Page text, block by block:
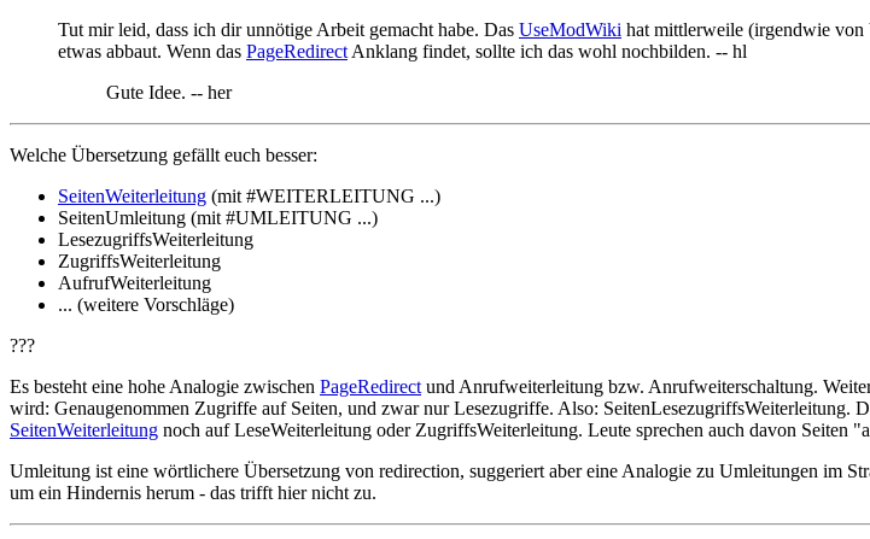
Tut mir leid, dass ich dir unnötige Arbeit gemacht habe. Das UseModWiki hat mittlerweile (irgendwie von
etwas abbaut. Wenn das PageRedirect Anklang findet, sollte ich das wohl nochbilden. -- hl
Gute Idee. -- her
Welche Übersetzung gefällt euch besser:
SeitenWeiterleitung (mit #WEITERLEITUNG ...)
SeitenUmleitung (mit #UMLEITUNG ...)
LesezugriffsWeiterleitung
ZugriffsWeiterleitung
AufrufWeiterleitung
... (weitere Vorschläge)
???
Es besteht eine hohe Analogie zwischen PageRedirect und Anrufweiterleitung bzw. Anrufweiterschaltung.
wird: Genaugenommen Zugriffe auf Seiten, und zwar nur Lesezugriffe. Also: SeitenLesezugriffsWeiterleitung.
SeitenWeiterleitung noch auf LeseWeiterleitung oder ZugriffsWeiterleitung. Leute sprechen auch davon Seiten
Umleitung ist eine wörtlichere Übersetzung von redirection, suggeriert aber eine Analogie zu Umleitungen im
um ein Hindernis herum - das trifft hier nicht zu.